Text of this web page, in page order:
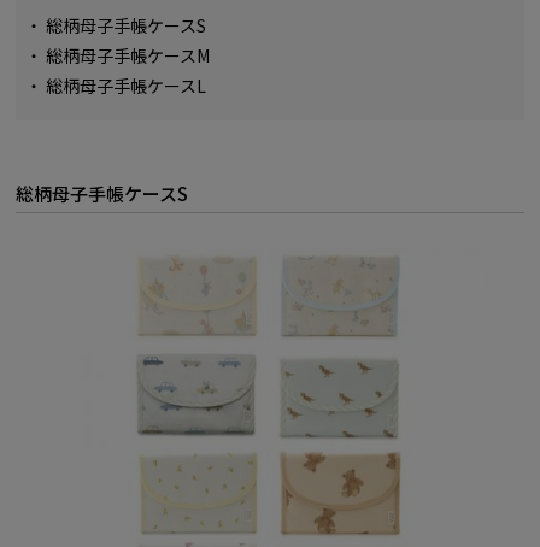
・ 総柄母子手帳ケースS
・ 総柄母子手帳ケースM
・ 総柄母子手帳ケースL
総柄母子手帳ケースS